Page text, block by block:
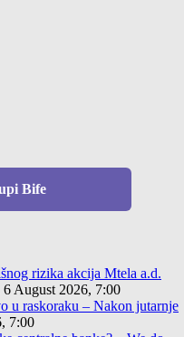
Bife
rizika akcija Mtela a.d.
6 August 2026, 7:00
u raskoraku – Nakon jutarnje
7:00